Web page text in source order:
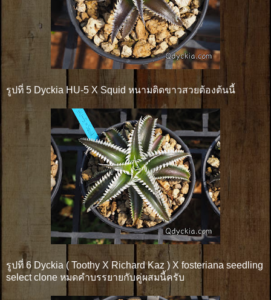
รูปที่ 5 Dyckia HU-5 X Squid หนามติดขาวสวยต้องต้นนี้
รูปที่ 6 Dyckia ( Toothy X Richard Kaz ) X fosteriana seedling
select clone หมดคำบรรยายกับคู่ผสมนี้ครับ